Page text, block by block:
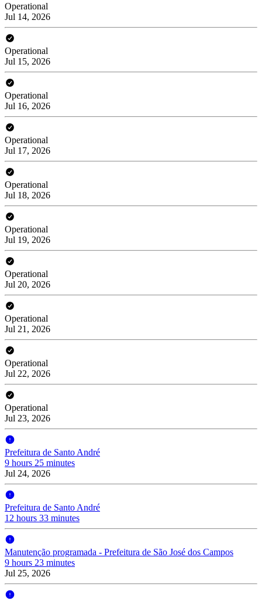
Operational
Jul 14, 2026
Operational
Jul 15, 2026
Operational
Jul 16, 2026
Operational
Jul 17, 2026
Operational
Jul 18, 2026
Operational
Jul 19, 2026
Operational
Jul 20, 2026
Operational
Jul 21, 2026
Operational
Jul 22, 2026
Operational
Jul 23, 2026
Prefeitura de Santo André
9 hours 25 minutes
Jul 24, 2026
Prefeitura de Santo André
12 hours 33 minutes
Manutenção programada - Prefeitura de São José dos Campos
9 hours 23 minutes
Jul 25, 2026